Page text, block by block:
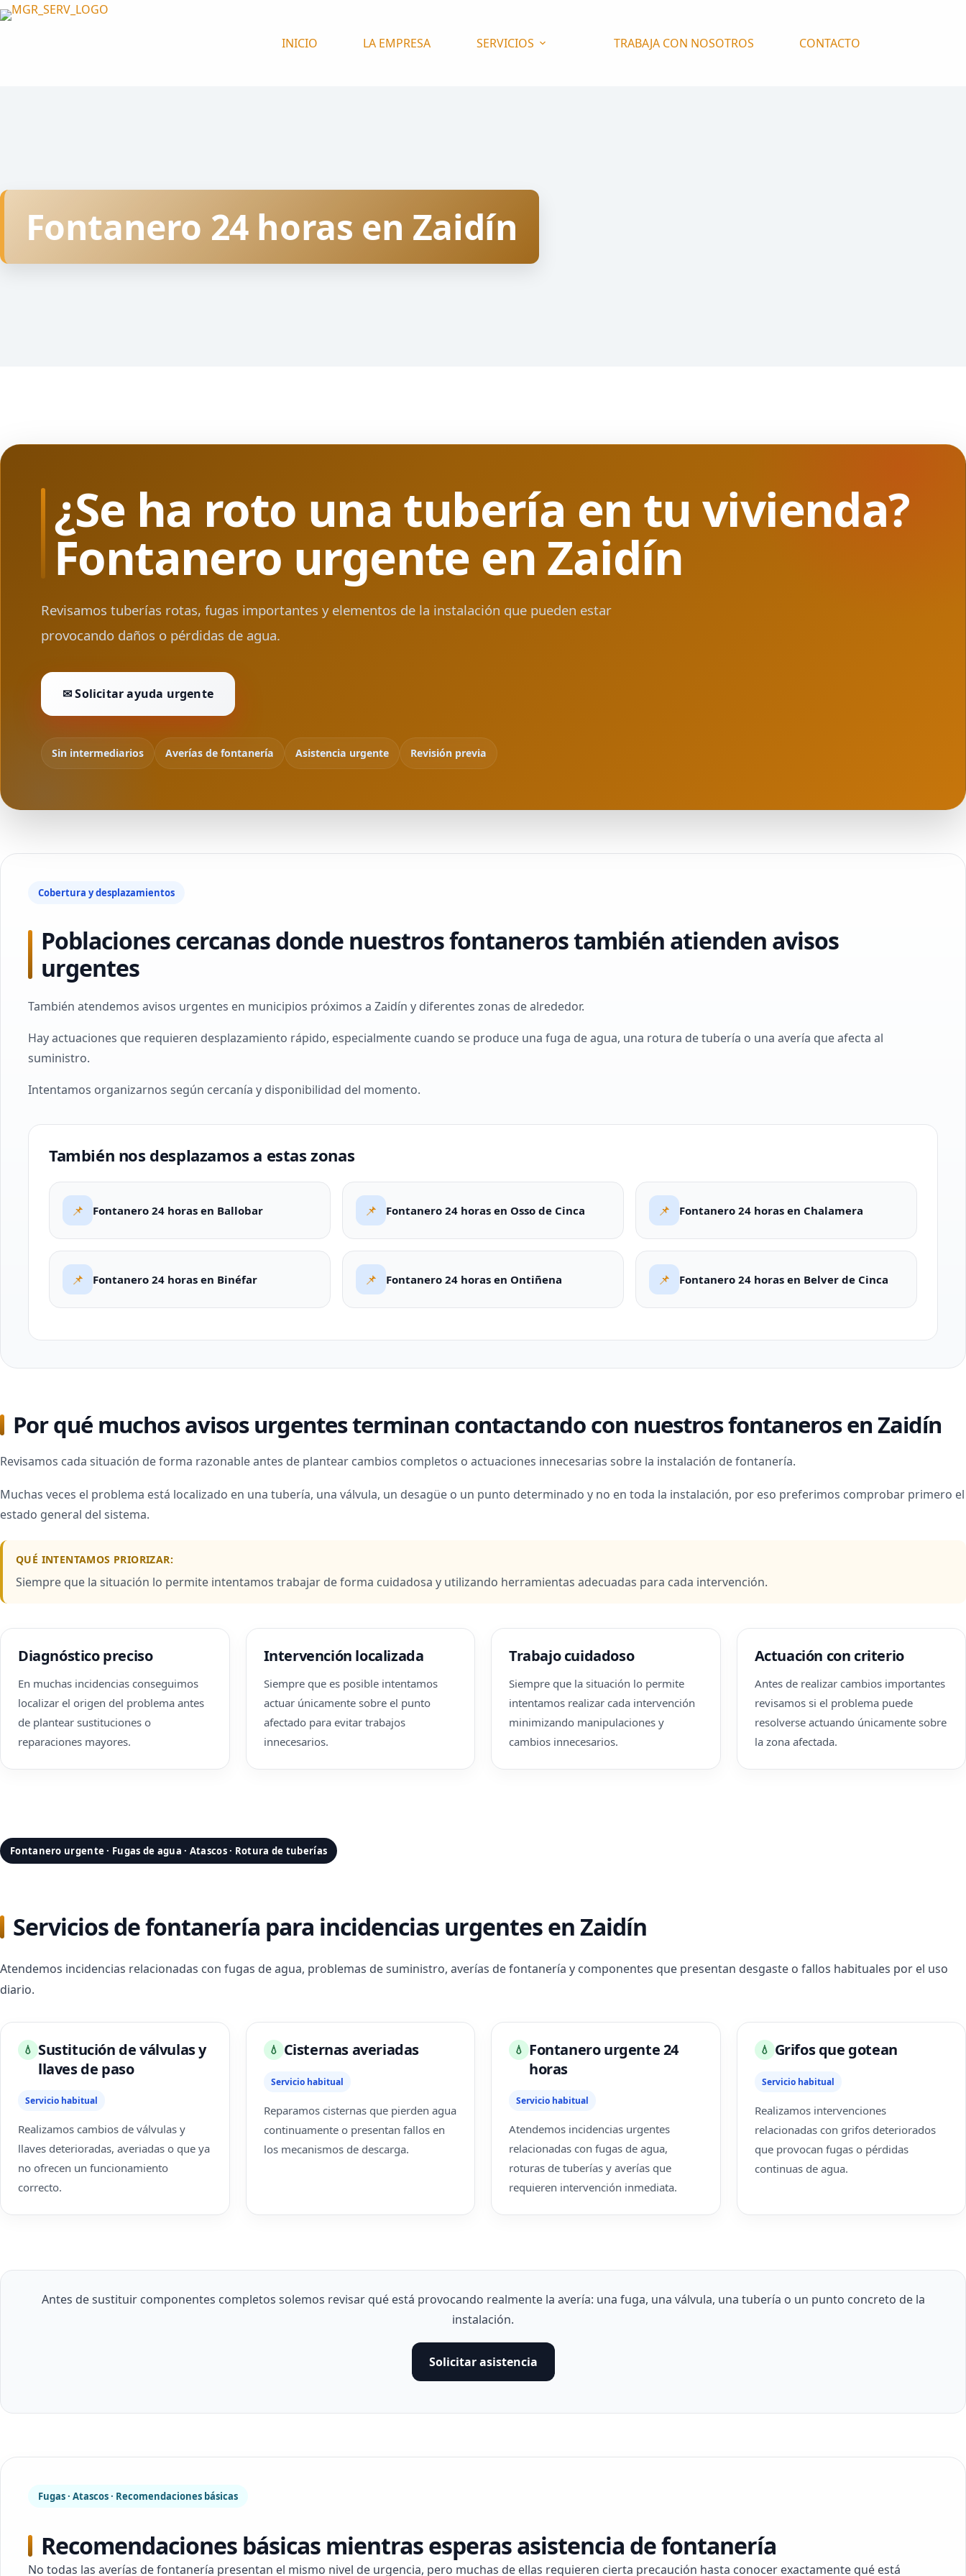
Saltar
al
INICIO LA EMPRESA SERVICIOS TRABAJA CON NOSOTROS CONTACTO
Fontanero 24 horas en Zaidín
¿Se ha roto una tubería en tu vivienda?
Fontanero urgente en Zaidín
Revisamos tuberías rotas, fugas importantes y elementos de la instalación que pueden estar
provocando daños o pérdidas de agua.
✉ Solicitar ayuda urgente
Sin intermediarios Averías de fontanería Asistencia urgente Revisión previa
Cobertura y desplazamientos
Poblaciones cercanas donde nuestros fontaneros también atienden avisos
urgentes
También atendemos avisos urgentes en municipios próximos a Zaidín y diferentes zonas de alrededor.
Hay actuaciones que requieren desplazamiento rápido, especialmente cuando se produce una fuga de agua, una rotura de tubería o una avería que afecta al
suministro.
Intentamos organizarnos según cercanía y disponibilidad del momento.
También nos desplazamos a estas zonas
📌 Fontanero 24 horas en Ballobar 📌 Fontanero 24 horas en Osso de Cinca 📌 Fontanero 24 horas en Chalamera
📌 Fontanero 24 horas en Binéfar 📌 Fontanero 24 horas en Ontiñena 📌 Fontanero 24 horas en Belver de Cinca
Por qué muchos avisos urgentes terminan contactando con nuestros fontaneros en Zaidín
Revisamos cada situación de forma razonable antes de plantear cambios completos o actuaciones innecesarias sobre la instalación de fontanería.
Muchas veces el problema está localizado en una tubería, una válvula, un desagüe o un punto determinado y no en toda la instalación, por eso preferimos comprobar primero el
estado general del sistema.
QUÉ INTENTAMOS PRIORIZAR:
Siempre que la situación lo permite intentamos trabajar de forma cuidadosa y utilizando herramientas adecuadas para cada intervención.
Diagnóstico preciso
En muchas incidencias conseguimos
localizar el origen del problema antes
de plantear sustituciones o
reparaciones mayores.
Intervención localizada
Siempre que es posible intentamos
actuar únicamente sobre el punto
afectado para evitar trabajos
innecesarios.
Trabajo cuidadoso
Siempre que la situación lo permite
intentamos realizar cada intervención
minimizando manipulaciones y
cambios innecesarios.
Actuación con criterio
Antes de realizar cambios importantes
revisamos si el problema puede
resolverse actuando únicamente sobre
la zona afectada.
Fontanero urgente · Fugas de agua · Atascos · Rotura de tuberías
Servicios de fontanería para incidencias urgentes en Zaidín
Atendemos incidencias relacionadas con fugas de agua, problemas de suministro, averías de fontanería y componentes que presentan desgaste o fallos habituales por el uso
diario.
💧 Sustitución de válvulas y
llaves de paso
Servicio habitual
Realizamos cambios de válvulas y
llaves deterioradas, averiadas o que ya
no ofrecen un funcionamiento
correcto.
💧 Cisternas averiadas
Servicio habitual
Reparamos cisternas que pierden agua
continuamente o presentan fallos en
los mecanismos de descarga.
💧 Fontanero urgente 24
horas
Servicio habitual
Atendemos incidencias urgentes
relacionadas con fugas de agua,
roturas de tuberías y averías que
requieren intervención inmediata.
💧 Grifos que gotean
Servicio habitual
Realizamos intervenciones
relacionadas con grifos deteriorados
que provocan fugas o pérdidas
continuas de agua.
Antes de sustituir componentes completos solemos revisar qué está provocando realmente la avería: una fuga, una válvula, una tubería o un punto concreto de la
instalación.
Solicitar asistencia
Fugas · Atascos · Recomendaciones básicas
Recomendaciones básicas mientras esperas asistencia de fontanería
No todas las averías de fontanería presentan el mismo nivel de urgencia, pero muchas de ellas requieren cierta precaución hasta conocer exactamente qué está